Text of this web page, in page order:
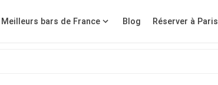
Meilleurs bars de France Blog Réserver à Paris